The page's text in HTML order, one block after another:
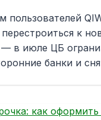
пользователей
к
в июле ЦБ
банки и